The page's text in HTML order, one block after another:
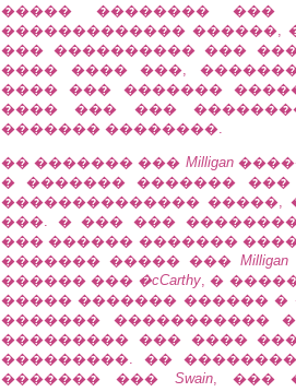
����� ��������
������������� ������,
��� ���������� ���
���� ���� ���,
���� ��� �������
���� ��� ���
������� ��������.
�� ������� ��� Milligan
� ������� ������� ���
�������������� �����,
���. � ��� ���
��� ������ �������
������� ����� ��� Milligan
������ ��� �cCarthy, �
����� ������� ������ �
������� �����������
��������� ��� ����
���������. ��
������� ��� Swain, ���